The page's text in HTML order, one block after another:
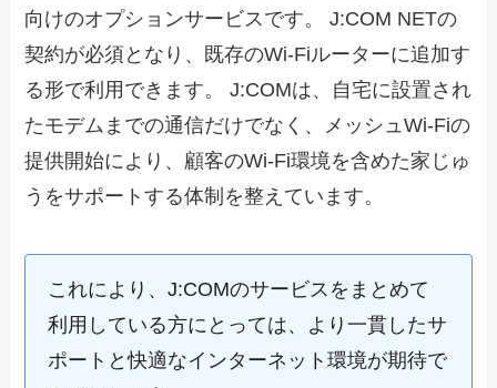
向けのオプションサービスです。 J:COM NETの
契約が必須となり、既存のWi-Fiルーターに追加す
る形で利用できます。 J:COMは、自宅に設置され
たモデムまでの通信だけでなく、メッシュWi-Fiの
提供開始により、顧客のWi-Fi環境を含めた家じゅ
うをサポートする体制を整えています。
これにより、J:COMのサービスをまとめて
利用している方にとっては、より一貫したサ
ポートと快適なインターネット環境が期待で